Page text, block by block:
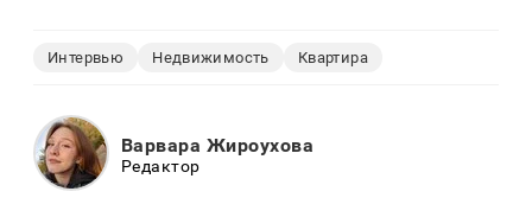
Интервью Недвижимость Квартира
Варвара Жироухова
Редактор